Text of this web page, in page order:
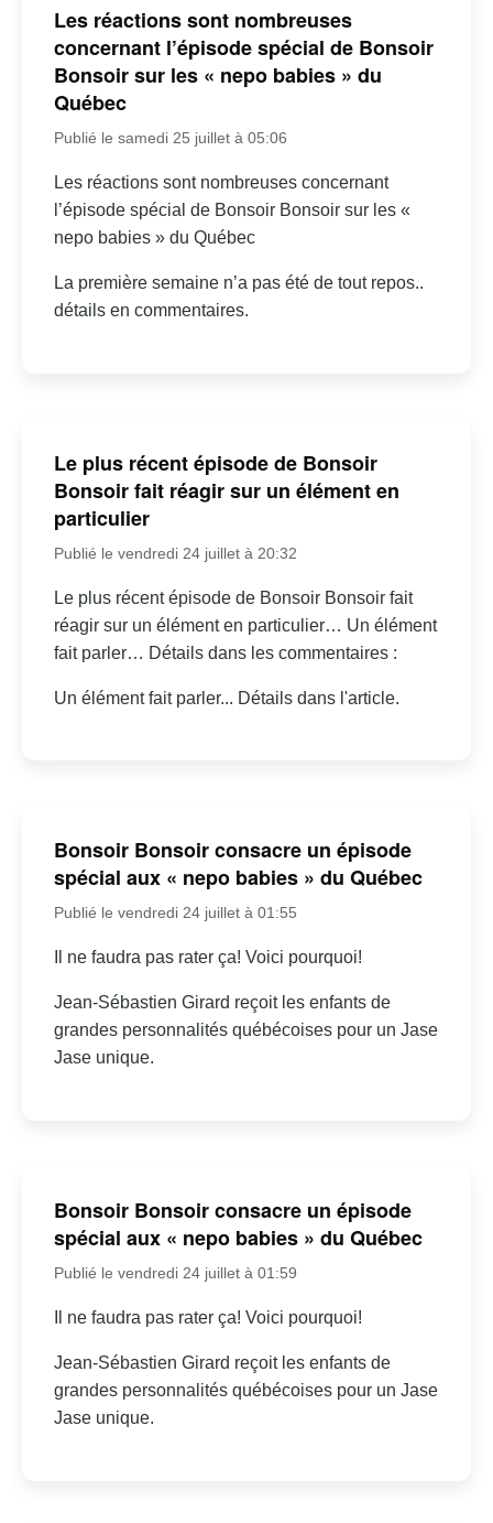
Les réactions sont nombreuses
concernant l’épisode spécial de Bonsoir
Bonsoir sur les « nepo babies » du
Québec
Publié le samedi 25 juillet à 05:06
Les réactions sont nombreuses concernant
l’épisode spécial de Bonsoir Bonsoir sur les «
nepo babies » du Québec
La première semaine n’a pas été de tout repos..
détails en commentaires.
Le plus récent épisode de Bonsoir
Bonsoir fait réagir sur un élément en
particulier
Publié le vendredi 24 juillet à 20:32
Le plus récent épisode de Bonsoir Bonsoir fait
réagir sur un élément en particulier… Un élément
fait parler… Détails dans les commentaires :
Un élément fait parler... Détails dans l'article.
Bonsoir Bonsoir consacre un épisode
spécial aux « nepo babies » du Québec
Publié le vendredi 24 juillet à 01:55
Il ne faudra pas rater ça! Voici pourquoi!
Jean-Sébastien Girard reçoit les enfants de
grandes personnalités québécoises pour un Jase
Jase unique.
Bonsoir Bonsoir consacre un épisode
spécial aux « nepo babies » du Québec
Publié le vendredi 24 juillet à 01:59
Il ne faudra pas rater ça! Voici pourquoi!
Jean-Sébastien Girard reçoit les enfants de
grandes personnalités québécoises pour un Jase
Jase unique.